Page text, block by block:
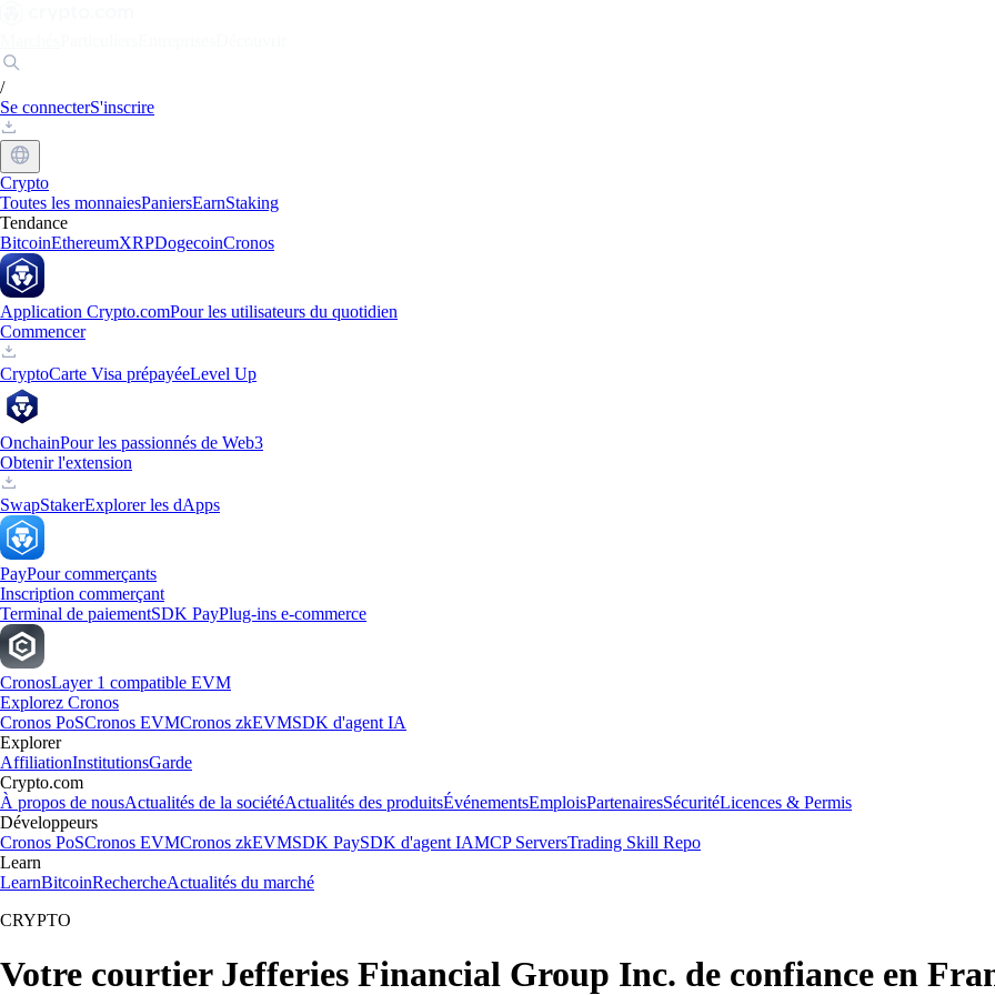
/
Se connecterS'inscrire
Crypto
Toutes les monnaiesPaniersEarnStaking
Tendance
BitcoinEthereumXRPDogecoinCronos
Application Crypto.comPour les utilisateurs du quotidien
Commencer
CryptoCarte Visa prépayéeLevel Up
OnchainPour les passionnés de Web3
Obtenir l'extension
SwapStakerExplorer les dApps
PayPour commerçants
Inscription commerçant
Terminal de paiementSDK PayPlug-ins e-commerce
CronosLayer 1 compatible EVM
Explorez Cronos
Cronos PoSCronos EVMCronos zkEVMSDK d'agent IA
Explorer
AffiliationInstitutionsGarde
Crypto.com
À propos de nousActualités de la sociétéActualités des produitsÉvénementsEmploisPartenairesSécuritéLicences & Permis
Développeurs
Cronos PoSCronos EVMCronos zkEVMSDK PaySDK d'agent IAMCP ServersTrading Skill Repo
Learn
LearnBitcoinRechercheActualités du marché
CRYPTO
Votre courtier Jefferies Financial Group Inc. de confiance en